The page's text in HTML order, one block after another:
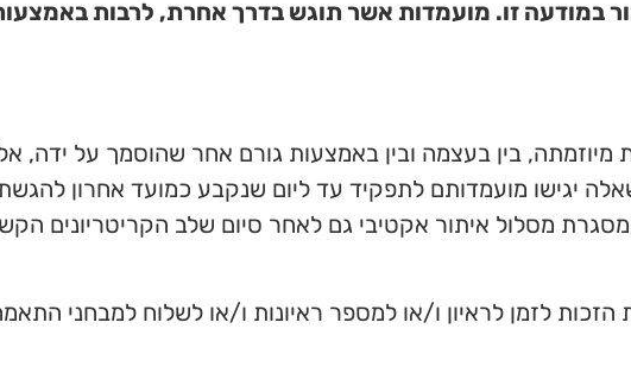
במודעה זו. מועמדות אשר תוגש בדרך אחרת, לרבות
בין בעצמה ובין באמצעות גורם אחר שהוסמך על ידה, אל
יגישו מועמדותם לתפקיד עד ליום שנקבע כמועד אחרון להגשת
מסלול איתור אקטיבי גם לאחר סיום שלב הקריטריונים
לזמן לראיון ו/או למספר ראיונות ו/או לשלוח למבחני